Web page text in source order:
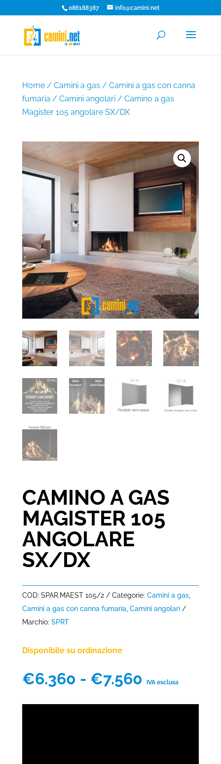
086188387 info@camini.net
Home/ Camini a gas / Camini a gas con canna
fumaria / Camini angolari/ Camino a gas
Magister 105 angolare SX/DX
CAMINO A GAS
MAGISTER 105
ANGOLARE
SX/DX
COD: SPAR.MAEST 105/2 Categorie: Camini a gas,
Camini a gas con canna fumaria Camini angolari
Marchio: SPRT
Disponibile su ordinazione
€6.360 - €7.560 Fascia
prezzo:
IVA esclusa